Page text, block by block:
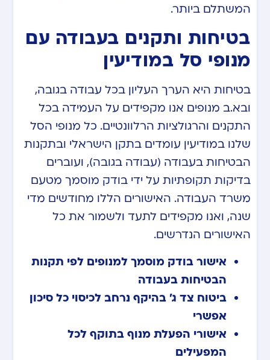
המשתלם ביותר.
בטיחות ותקנים בעבודה עם
מנופי סל במודיעין
בטיחות היא הערך העליון בכל עבודה בגובה,
ובא.ב מנופים אנו מקפידים על העמידה בכל
התקנים והרגולציות הרלוונטיים. כל מנופי הסל
שלנו במודיעין עומדים בתקן הישראלי ובתקנות
הבטיחות בעבודה (עבודה בגובה), ועוברים
בדיקות תקופתיות על ידי בודק מוסמך מטעם
משרד העבודה. האישורים הללו מחודשים מדי
שנה, ואנו מקפידים לתעד ולשמור את כל
האישורים הנדרשים.
אישור בודק מוסמך למנופים לפי תקנות
הבטיחות בעבודה
ביטוח צד ג’ בהיקף נרחב לכיסוי כל סיכון
אפשרי
אישורי הפעלת מנוף בתוקף לכל
המפעילים